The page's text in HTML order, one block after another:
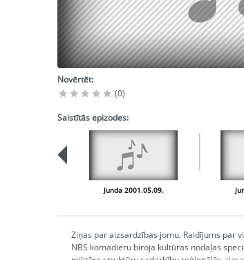
Novērtēt:
(0)
Saistītās epizodes:
Junda 2001.05.09.
Ziņas par aizsardzības jomu. Raidījums par
NBS komadieru biroja kultūras nodaļas